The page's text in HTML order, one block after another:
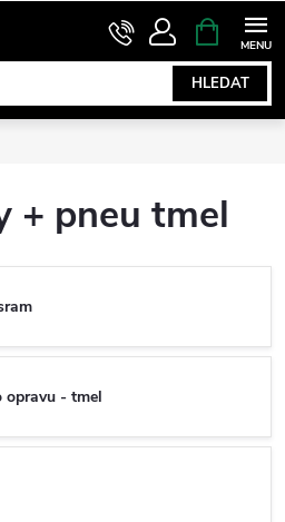
HLEDAT
NÁKUPNÍ
KOŠÍK
+ pneu tmel
opravu - tmel